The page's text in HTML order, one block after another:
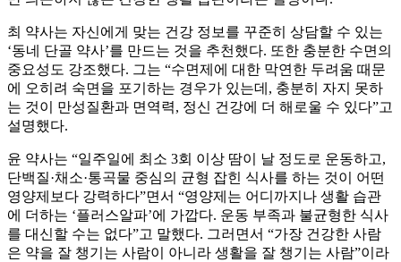
최 약사는 자신에게 맞는 건강 정보를 꾸준히 상담할 수 있는
‘동네 단골 약사’를 만드는 것을 추천했다. 또한 충분한 수면의
중요성도 강조했다. 그는 “수면제에 대한 막연한 두려움 때문
에 오히려 숙면을 포기하는 경우가 있는데, 충분히 자지 못하
는 것이 만성질환과 면역력, 정신 건강에 더 해로울 수 있다”고
설명했다.
윤 약사는 “일주일에 최소 3회 이상 땀이 날 정도로 운동하고,
단백질·채소·통곡물 중심의 균형 잡힌 식사를 하는 것이 어떤
영양제보다 강력하다”면서 “영양제는 어디까지나 생활 습관
에 더하는 ‘플러스알파’에 가깝다. 운동 부족과 불균형한 식사
를 대신할 수는 없다”고 말했다. 그러면서 “가장 건강한 사람
은 약을 잘 챙기는 사람이 아니라 생활을 잘 챙기는 사람”이라